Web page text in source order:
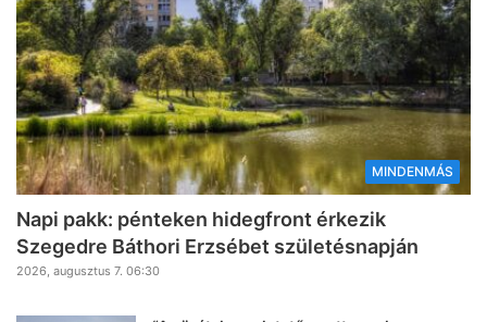
MINDENMÁS
Napi pakk: pénteken hidegfront érkezik
Szegedre Báthori Erzsébet születésnapján
2026, augusztus 7. 06:30